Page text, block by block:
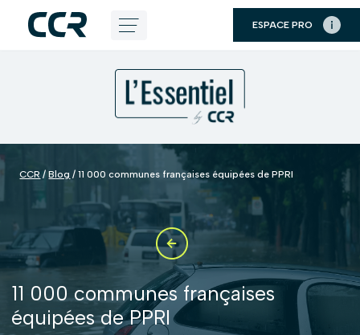
ESPACE PRO
CCR /Blog /11 000 communes françaises équipées de PPRI
11 000 communes françaises
équipées de PPRI
Panneau de gestion des cookies